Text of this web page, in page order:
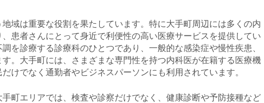
域は重要な役割を果たしています。 特に大手町周辺には多くの内
患者さんにとって身近で利便性の高い医療サービスを提供してい
を診療する診療科のひとつであり、一般的な感染症や慢性疾患、
。大手町には、さまざまな専門性を持つ内科医が在籍する医療機
けでなく通勤者やビジネスパーソンにも利用されています。
町エリアでは、検査や診察だけでなく、健康診断や予防接種など